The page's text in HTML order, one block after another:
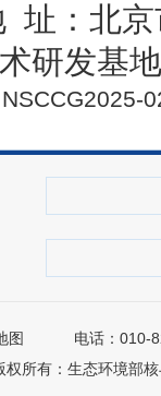
址：北
研发基地
NSCCG2025-
图
电话：010-
权所有：生态环境部